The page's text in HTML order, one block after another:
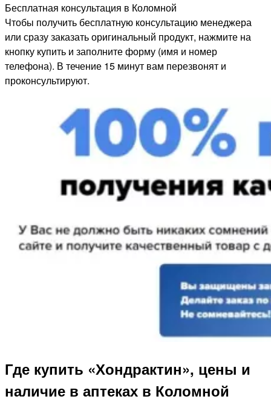
Бесплатная консультация в Коломной
Чтобы получить бесплатную консультацию менеджера
или сразу заказать оригинальный продукт, нажмите на
кнопку купить и заполните форму (имя и номер
телефона). В течение 15 минут вам перезвонят и
проконсультируют.
Где купить «Хондрактин», цены и
наличие в аптеках в Коломной